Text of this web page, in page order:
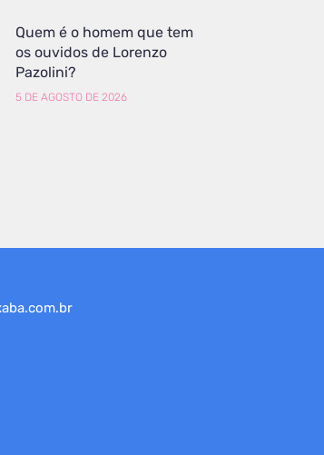
Quem é o homem que tem
os ouvidos de Lorenzo
Pazolini?
5 DE AGOSTO DE 2026